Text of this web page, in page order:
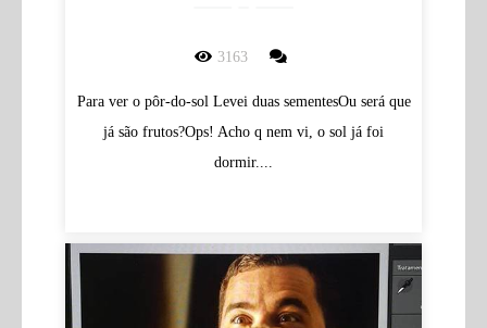
3163
Para ver o pôr-do-sol Levei duas sementesOu será que
já são frutos?Ops! Acho q nem vi, o sol já foi
dormir....